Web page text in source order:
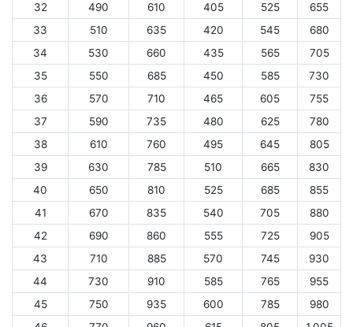
32
490 610 405 525
655
33
510 635 420 545
680
34
530 660 435 565
705
35
550 685 450 585
730
36
570 710 465 605
755
37
590 735 480 625
780
38
610 760 495 645
805
39
630 785 510 665
830
40
650 810 525 685
855
41
670 835 540 705
880
42
690 860 555 725
905
43
710 885 570 745
930
44
730 910 585 765
955
45
750 935 600 785
980